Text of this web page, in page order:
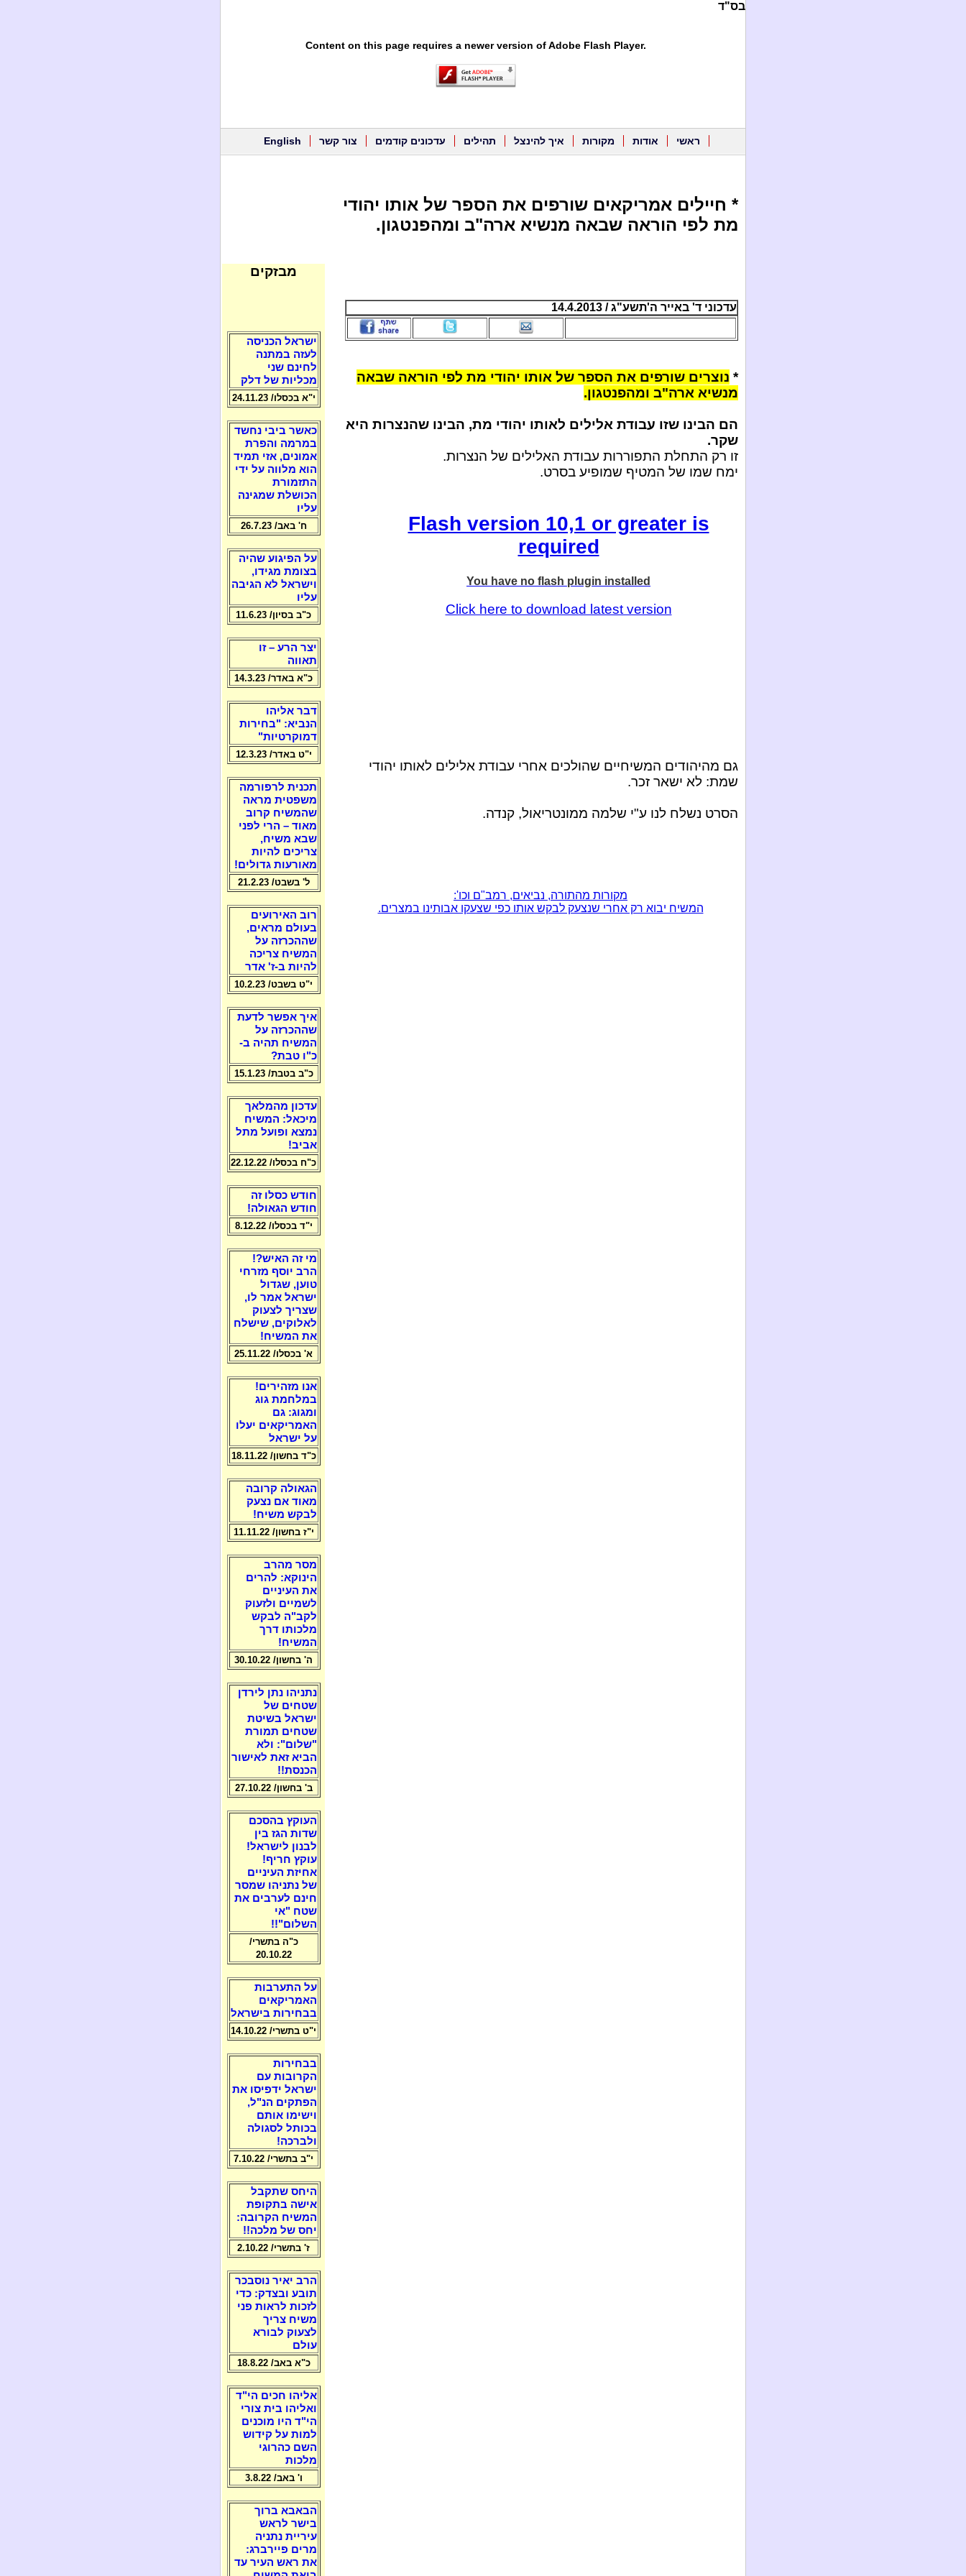
בס"ד
Content on this page requires a newer version of Adobe Flash Player.
ראשי אודות מקורות איך להינצל תהילים עדכונים קודמים צור קשר English
* חיילים אמריקאים שורפים את הספר של אותו יהודי
מת לפי הוראה שבאה מנשיא ארה"ב ומהפנטגון.
עדכוני ד' באייר ה'תשע"ג / 14.4.2013
* נוצרים שורפים את הספר של אותו יהודי מת לפי הוראה שבאה
מנשיא ארה"ב ומהפנטגון.
הם הבינו שזו עבודת אלילים לאותו יהודי מת, הבינו שהנצרות היא
שקר.
זו רק התחלת התפוררות עבודת האלילים של הנצרות.
ימח שמו של המטיף שמופיע בסרט.
Flash version 10,1 or greater is
required
You have no flash plugin installed
Click here to download latest version
גם מהיהודים המשיחיים שהולכים אחרי עבודת אלילים לאותו יהודי
שמת: לא ישאר זכר.
הסרט נשלח לנו ע"י שלמה ממונטריאול, קנדה.
מקורות מהתורה, נביאים, רמב"ם וכו':
המשיח יבוא רק אחרי שנצעק לבקש אותו כפי שצעקו אבותינו במצרים.
מבזקים
ישראל הכניסה
לעזה במתנה
לחינם שני
מכליות של דלק
י"א בכסלו/ 24.11.23
כאשר ביבי נחשד
במרמה והפרת
אמונים, אזי תמיד
הוא מלווה על ידי
התזמורת
הכושלת שמגינה
עליו
ח' באב/ 26.7.23
על הפיגוע שהיה
בצומת מגידו,
וישראל לא הגיבה
עליו
כ"ב בסיון/ 11.6.23
יצר הרע – זו
תאווה
כ"א באדר/ 14.3.23
דבר אליהו
הנביא: "בחירות
דמוקרטיות"
י"ט באדר/ 12.3.23
תכנית לרפורמה
משפטית מראה
שהמשיח קרוב
מאוד – הרי לפני
שבא משיח,
צריכים להיות
מאורעות גדולים!
ל' בשבט/ 21.2.23
רוב האירועים
בעולם מראים,
שההכרזה על
המשיח צריכה
להיות ב-ז' אדר
י"ט בשבט/ 10.2.23
איך אפשר לדעת
שההכרזה על
המשיח תהיה ב-
כ"ו טבת?
כ"ב בטבת/ 15.1.23
עדכון מהמלאך
מיכאל: המשיח
נמצא ופועל מתל
אביב!
כ"ח בכסלו/ 22.12.22
חודש כסלו זה
חודש הגאולה!
י"ד בכסלו/ 8.12.22
מי זה האיש?!
הרב יוסף מזרחי
טוען, שגדול
ישראל אמר לו,
שצריך לצעוק
לאלוקים, שישלח
את המשיח!
א' בכסלו/ 25.11.22
אנו מזהירים!
במלחמת גוג
ומגוג: גם
האמריקאים יעלו
על ישראל
כ"ד בחשון/ 18.11.22
הגאולה קרובה
מאוד אם נצעק
לבקש משיח!
י"ז בחשון/ 11.11.22
מסר מהרב
הינוקא: להרים
את העיניים
לשמיים ולזעוק
לקב"ה לבקש
מלכותו דרך
המשיח!
ה' בחשון/ 30.10.22
נתניהו נתן לירדן
שטחים של
ישראל בשיטת
שטחים תמורת
"שלום": ולא
הביא זאת לאישור
הכנסת!!
ב' בחשון/ 27.10.22
העוקץ בהסכם
שדות הגז בין
לבנון לישראל!
עוקץ חריף!
אחיזת העיניים
של נתניהו שמסר
חינם לערבים את
שטח "אי
השלום"!!
כ"ה בתשרי/
20.10.22
על התערבות
האמריקאים
בבחירות בישראל
י"ט בתשרי/ 14.10.22
בבחירות
הקרובות עם
ישראל ידפיסו את
הפתקים הנ"ל,
וישימו אותם
בכותל לסגולה
ולברכה!
י"ב בתשרי/ 7.10.22
היחס שתקבל
אישה בתקופת
המשיח הקרובה:
יחס של מלכה!!
ז' בתשרי/ 2.10.22
הרב יאיר נוסבכר
תובע ובצדק: כדי
לזכות לראות פני
משיח צריך
לצעוק לבורא
עולם
כ"א באב/ 18.8.22
אליהו חכים הי"ד
ואליהו בית צורי
הי"ד היו מוכנים
למות על קידוש
השם כהרוגי
מלכות
ו' באב/ 3.8.22
הבאבא ברוך
בישר לראש
עיריית נתניה
מרים פיירברג:
את ראש העיר עד